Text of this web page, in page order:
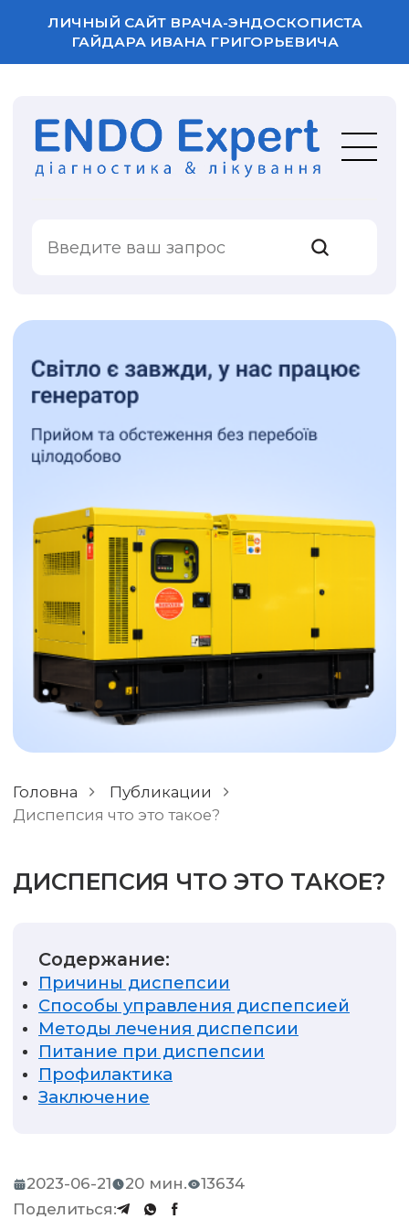
ЛИЧНЫЙ САЙТ ВРАЧА-ЭНДОСКОПИСТА
ГАЙДАРА ИВАНА ГРИГОРЬЕВИЧА
УСЛУГИ
РАЗНОЕ
Головна
Публикации
Диспепсия что это такое?
ДИСПЕПСИЯ ЧТО ЭТО ТАКОЕ?
Содержание:
Причины диспепсии
Способы управления диспепсией
Методы лечения диспепсии
Питание при диспепсии
Профилактика
Заключение
2023-06-21 20 мин.
13634
Поделиться:
ОСТАВИТЬ ОТЗЫВ